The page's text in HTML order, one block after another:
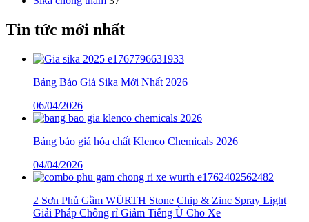
Tin tức mới nhất
Bảng Báo Giá Sika Mới Nhất 2026
06/04/2026
Bảng báo giá hóa chất Klenco Chemicals 2026
04/04/2026
2 Sơn Phủ Gầm WÜRTH Stone Chip & Zinc Spray Light
Giải Pháp Chống rỉ Giảm Tiếng Ù Cho Xe